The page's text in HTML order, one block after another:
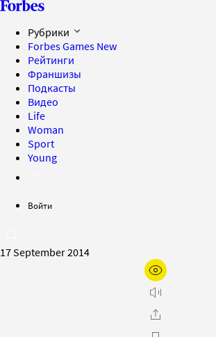
Рубрики
Forbes Games New
Рейтинги
Франшизы
Подкасты
Видео
Life
Woman
Sport
Young
Войти
17 September 2014